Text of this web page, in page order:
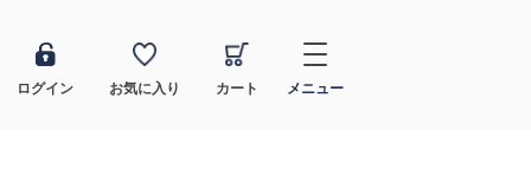
ログイン お気に入り カート メニュー